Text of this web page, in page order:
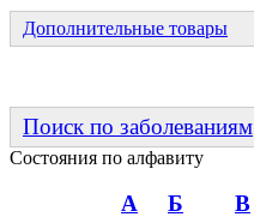
Дополнительные товары
Поиск по заболеваниям
Состояния по алфавиту
А Б В